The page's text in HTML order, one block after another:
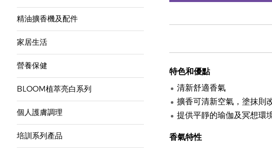
精油擴香機及配件
家居生活
營養保健
BLOOM植萃亮白系列
個人護膚調理
培訓系列產品
特色和優點
清新舒適香氣
擴香可清新空氣，塗抹則
提供平靜的瑜伽及冥想環
香氣特性